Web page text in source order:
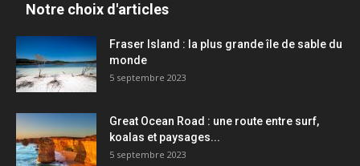
Notre choix d'articles
Fraser Island : la plus grande île de sable du
monde
5 septembre 2023
Great Ocean Road : une route entre surf,
koalas et paysages...
5 septembre 2023